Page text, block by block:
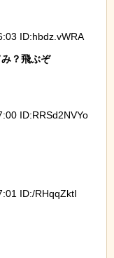
ID:hbdz.vWRA
？飛ぶぞ
ID:RRSd2NVYo
ID:/RHqqZktI